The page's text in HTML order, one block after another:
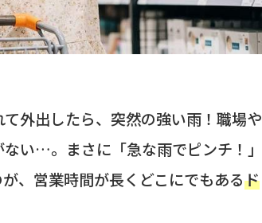
外出したら、突然の強い雨！職場や
い…。まさに「急な雨でピンチ！」
、営業時間が長くどこにでもあるド